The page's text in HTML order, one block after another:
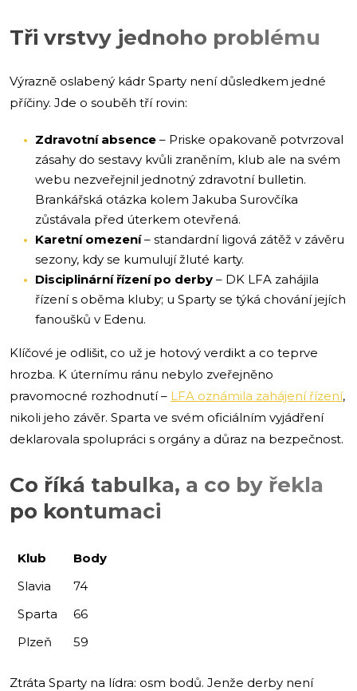
Tři vrstvy jednoho problému
Výrazně oslabený kádr Sparty není důsledkem jedné
příčiny. Jde o souběh tří rovin:
Zdravotní absence – Priske opakovaně potvrzoval
zásahy do sestavy kvůli zraněním, klub ale na svém
webu nezveřejnil jednotný zdravotní bulletin.
Brankářská otázka kolem Jakuba Surovčíka
zůstávala před úterkem otevřená.
Karetní omezení– standardní ligová zátěž v závěru
sezony, kdy se kumulují žluté karty.
Disciplinární řízení po derby – DK LFA zahájila
řízení s oběma kluby; u Sparty se týká chování jejích
fanoušků v Edenu.
Klíčové je odlišit, co už je hotový verdikt a co teprve
hrozba. K úternímu ránu nebylo zveřejněno
pravomocné rozhodnutí – LFA oznámila zahájení řízení,
nikoli jeho závěr. Sparta ve svém oficiálním vyjádření
deklarovala spolupráci s orgány a důraz na bezpečnost.
Co říká tabulka, a co by řekla
po kontumaci
Klub
Body
Slavia
74
Sparta
66
Plzeň
59
Ztráta Sparty na lídra: osm bodů. Jenže derby není